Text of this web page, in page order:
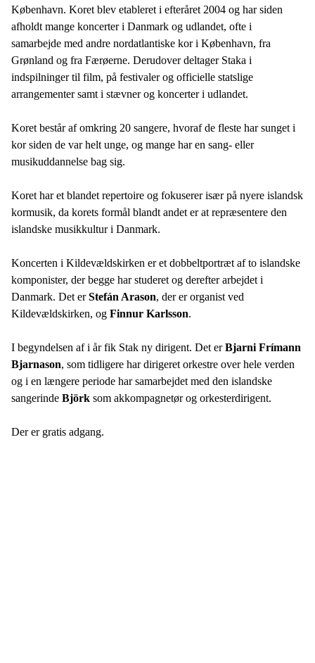
København. Koret blev etableret i efteråret 2004 og har siden
afholdt mange koncerter i Danmark og udlandet, ofte i
samarbejde med andre nordatlantiske kor i København, fra
Grønland og fra Færøerne. Derudover deltager Staka i
indspilninger til film, på festivaler og officielle statslige
arrangementer samt i stævner og koncerter i udlandet.
Koret består af omkring 20 sangere, hvoraf de fleste har sunget i
kor siden de var helt unge, og mange har en sang- eller
musikuddannelse bag sig.
Koret har et blandet repertoire og fokuserer især på nyere islandsk
kormusik, da korets formål blandt andet er at repræsentere den
islandske musikkultur i Danmark.
Koncerten i Kildevældskirken er et dobbeltportræt af to islandske
komponister, der begge har studeret og derefter arbejdet i
Danmark. Det erStefán Arason, der er organist ved
Kildevældskirken, og Finnur Karlsson.
I begyndelsen af i år fik Stak ny dirigent. Det erBjarni Frímann
Bjarnason, som tidligere har dirigeret orkestre over hele verden
og i en længere periode har samarbejdet med den islandske
sangerinde Björk som akkompagnetør og orkesterdirigent.
Der er gratis adgang.